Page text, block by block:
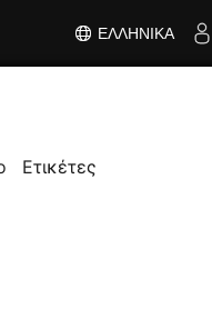
ΕΛΛΗΝΙΚΆ
Ετικέτες